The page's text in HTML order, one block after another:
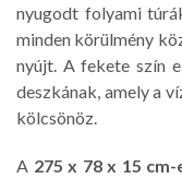
nyugodt folyami
minden körülmény
nyújt. A fekete szín
deszkának, amely a
kölcsönöz.
A 275 x 78 x 15 cm-